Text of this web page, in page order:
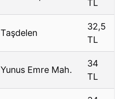
TL
Taşdelen
32,5
TL
Yunus Emre Mah.
34
TL